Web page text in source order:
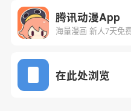
下一话
腾讯动漫App
海量漫画 新人7天免
在此处浏览